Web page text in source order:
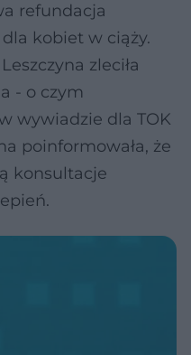
refundacja
kobiet w ciąży.
zleciła
- o czym
wywiadzie dla TOK
poinformowała, że
konsultacje